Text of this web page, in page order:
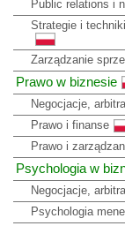
Public relations i
Strategie i
Zarządzanie
Prawo w biznesie
Negocjacje,
Prawo i finanse
Prawo i
Psychologia w
Negocjacje,
Psychologia